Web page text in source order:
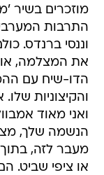
מוזכרים בשיר
התרבות
וננסי ברנדס.
את המצלמה,
הדו-שיח עם
והקיצוניות
ואני מאוד
הנשמה שלך,
מעבר לזה,
או ציפי שביט.